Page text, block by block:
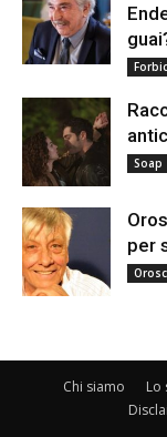
Soap
per
Chi siamo Lo